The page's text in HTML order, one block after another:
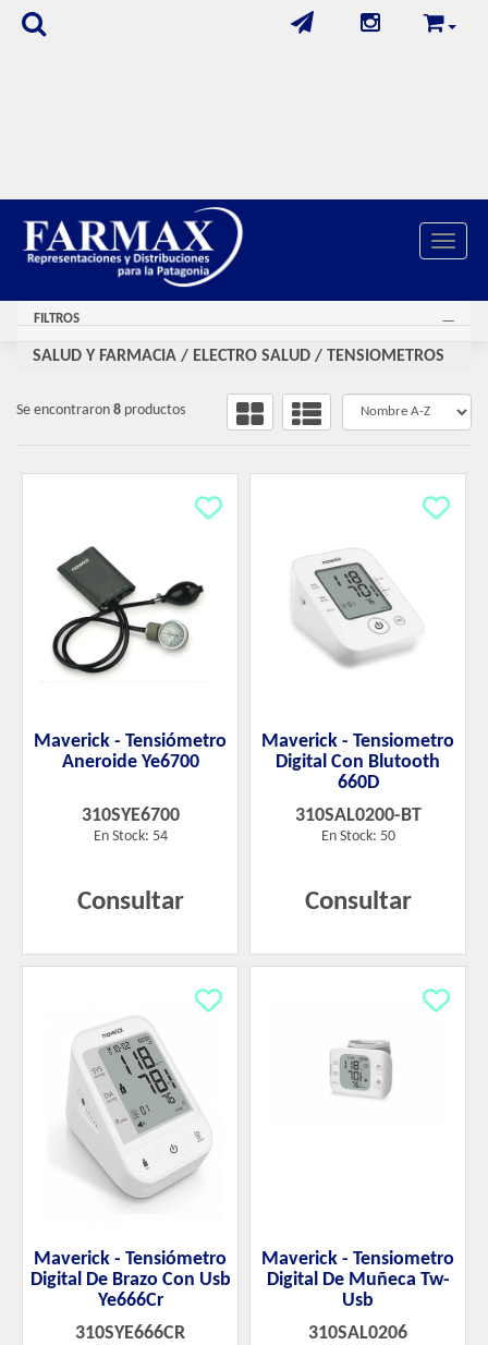
Toggle
FILTROS
SALUD Y FARMACIA / ELECTRO SALUD / TENSIOMETROS
Se encontraron 8 productos
Maverick - Tensiómetro
Aneroide Ye6700
310SYE6700
En Stock: 54
Consultar
Maverick - Tensiometro
Digital Con Blutooth
660D
310SAL0200-BT
En Stock: 50
Consultar
Maverick - Tensiómetro
Digital De Brazo Con Usb
Ye666Cr
310SYE666CR
Maverick - Tensiometro
Digital De Muñeca Tw-
Usb
310SAL0206